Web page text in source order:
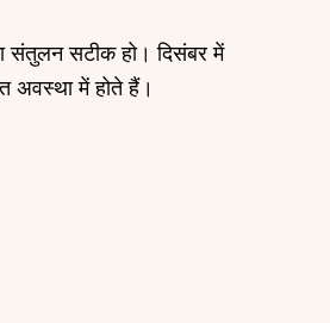
संतुलन सटीक हो। दिसंबर में
अवस्था में होते हैं।